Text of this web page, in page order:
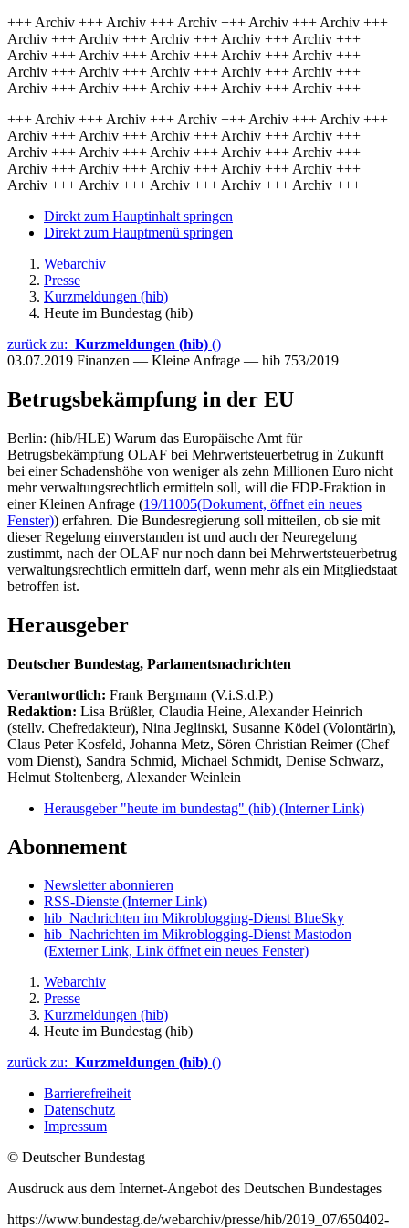
+++ Archiv +++ Archiv +++ Archiv +++ Archiv +++ Archiv +++
Archiv +++ Archiv +++ Archiv +++ Archiv +++ Archiv +++
Archiv +++ Archiv +++ Archiv +++ Archiv +++ Archiv +++
Archiv +++ Archiv +++ Archiv +++ Archiv +++ Archiv +++
Archiv +++ Archiv +++ Archiv +++ Archiv +++ Archiv +++
+++ Archiv +++ Archiv +++ Archiv +++ Archiv +++ Archiv +++
Archiv +++ Archiv +++ Archiv +++ Archiv +++ Archiv +++
Archiv +++ Archiv +++ Archiv +++ Archiv +++ Archiv +++
Archiv +++ Archiv +++ Archiv +++ Archiv +++ Archiv +++
Archiv +++ Archiv +++ Archiv +++ Archiv +++ Archiv +++
Direkt zum Hauptinhalt springen
Direkt zum Hauptmenü springen
Webarchiv
Presse
Kurzmeldungen (hib)
Heute im Bundestag (hib)
zurück zu: Kurzmeldungen (hib) ()
03.07.2019 Finanzen — Kleine Anfrage — hib 753/2019
Betrugsbekämpfung in der EU
Berlin: (hib/HLE) Warum das Europäische Amt für
Betrugsbekämpfung OLAF bei Mehrwertsteuerbetrug in Zukunft
bei einer Schadenshöhe von weniger als zehn Millionen Euro nicht
mehr verwaltungsrechtlich ermitteln soll, will die FDP-Fraktion in
einer Kleinen Anfrage (19/11005(Dokument, öffnet ein neues
Fenster)) erfahren. Die Bundesregierung soll mitteilen, ob sie mit
dieser Regelung einverstanden ist und auch der Neuregelung
zustimmt, nach der OLAF nur noch dann bei Mehrwertsteuerbetrug
verwaltungsrechtlich ermitteln darf, wenn mehr als ein Mitgliedstaat
betroffen ist.
Herausgeber
Deutscher Bundestag, Parlamentsnachrichten
Verantwortlich: Frank Bergmann (V.i.S.d.P.)
Redaktion: Lisa Brüßler, Claudia Heine, Alexander Heinrich
(stellv. Chefredakteur), Nina Jeglinski, Susanne Ködel (Volontärin),
Claus Peter Kosfeld, Johanna Metz, Sören Christian Reimer (Chef
vom Dienst), Sandra Schmid, Michael Schmidt, Denise Schwarz,
Helmut Stoltenberg, Alexander Weinlein
Herausgeber "heute im bundestag" (hib) (Interner Link)
Abonnement
Newsletter abonnieren
RSS-Dienste (Interner Link)
hib_Nachrichten im Mikroblogging-Dienst BlueSky
hib_Nachrichten im Mikroblogging-Dienst Mastodon
(Externer Link, Link öffnet ein neues Fenster)
Webarchiv
Presse
Kurzmeldungen (hib)
Heute im Bundestag (hib)
zurück zu: Kurzmeldungen (hib) ()
Barrierefreiheit
Datenschutz
Impressum
© Deutscher Bundestag
Ausdruck aus dem Internet-Angebot des Deutschen Bundestages
https://www.bundestag.de/webarchiv/presse/hib/2019_07/650402-